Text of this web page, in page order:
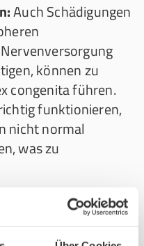
Auch Schädigungen
können zu
congenita führen.
funktionieren,
nicht normal
was zu
Zustände